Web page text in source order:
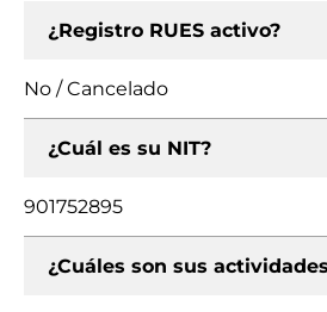
¿Registro RUES activo?
No / Cancelado
¿Cuál es su NIT?
901752895
¿Cuáles son sus